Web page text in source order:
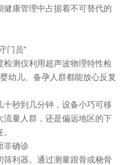
健康管理中占据着不可替代的
门员”
检测仪利用超声波物理特性检
幼儿、备孕人群都能放心反复
十秒到几分钟，设备小巧可移
流量人群，还是偏远地区的下
非确诊
筛利器。通过测量跟骨或桡骨